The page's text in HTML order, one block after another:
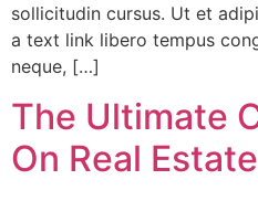
sollicitudin cursus. Ut et
a text link libero tempus
neque, […]
The Ultimate
On Real Estate